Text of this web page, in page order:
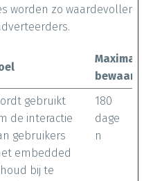
worden zo waardevoller
Maximale
gebruikt
de interactie
gebruikers
embedded
bij te
180
dage
n